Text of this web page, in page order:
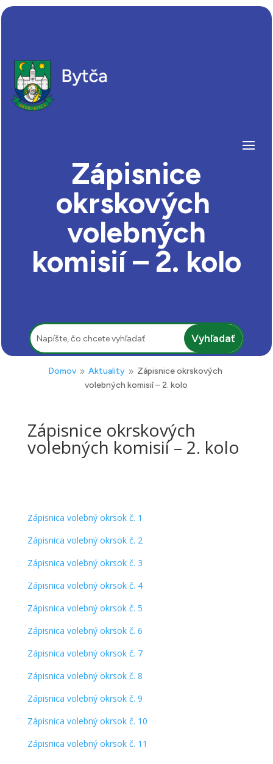
Zápisnice
okrskových
volebných
komisií – 2. kolo
Hľadať:
Domov 9 Aktuality 9 Zápisnice okrskových
volebných komisií – 2. kolo
Zápisnice okrskových
volebných komisií – 2. kolo
Zápisnica volebný okrsok č. 1
Zápisnica volebný okrsok č. 2
Zápisnica volebný okrsok č. 3
Zápisnica volebný okrsok č. 4
Zápisnica volebný okrsok č. 5
Zápisnica volebný okrsok č. 6
Zápisnica volebný okrsok č. 7
Zápisnica volebný okrsok č. 8
Zápisnica volebný okrsok č. 9
Zápisnica volebný okrsok č. 10
Zápisnica volebný okrsok č. 11